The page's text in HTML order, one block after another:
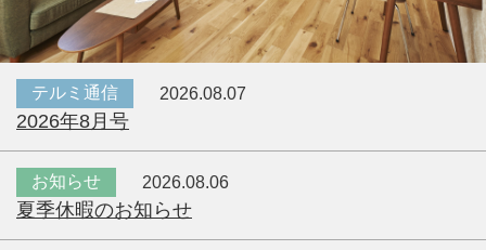
テルミ通信 2026.08.07
2026年8月号
お知らせ 2026.08.06
夏季休暇のお知らせ